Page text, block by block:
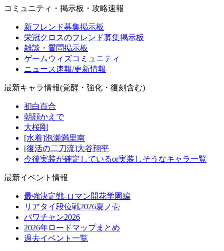
コミュニティ・掲示板・攻略速報
新フレンド募集掲示板
栄冠クロスのフレンド募集掲示板
雑談・質問掲示板
ゲームウィズコミュニティ
ニュース速報/更新情報
最新キャラ情報(覚醒・強化・復刻含む)
初白百合
朝顔かえで
大桜剛
[水着]泡瀬満里南
[復活の二刀流]大谷翔平
今後実装が確定しているor実装しそうなキャラ一覧
最新イベント情報
最強決定戦-ロマン開花学園編
リアタイ段位戦2026夏ノ壱
パワチャン2026
2026年ロードマップまとめ
過去イベント一覧